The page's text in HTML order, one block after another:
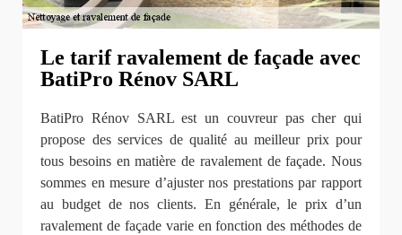
Le tarif ravalement de façade avec
BatiPro Rénov SARL
BatiPro Rénov SARL est un couvreur pas cher qui
propose des services de qualité au meilleur prix pour
tous besoins en matière de ravalement de façade. Nous
sommes en mesure d’ajuster nos prestations par rapport
au budget de nos clients. En générale, le prix d’un
ravalement de façade varie en fonction des méthodes de